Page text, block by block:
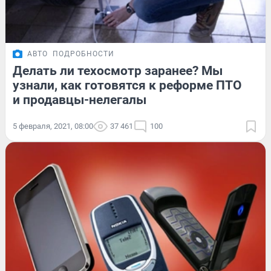
АВТО ПОДРОБНОСТИ
Делать ли техосмотр заранее? Мы
узнали, как готовятся к реформе ПТО
и продавцы-нелегалы
5 февраля, 2021, 08:00 37 461 100